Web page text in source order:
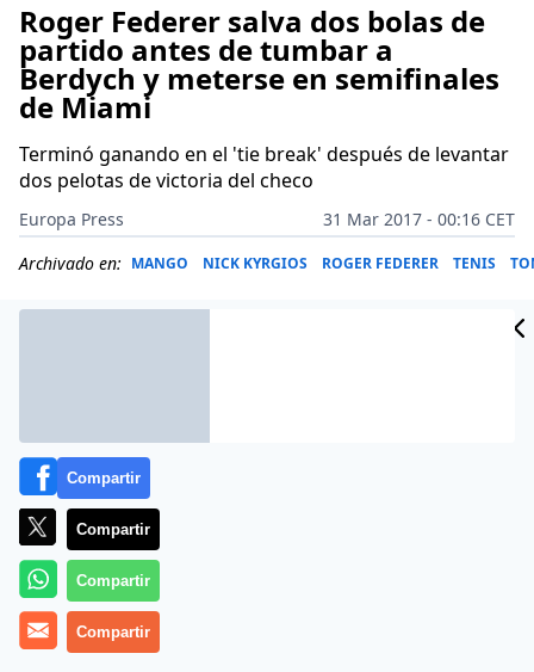
Roger Federer salva dos bolas de
partido antes de tumbar a
Berdych y meterse en semifinales
de Miami
Terminó ganando en el 'tie break' después de levantar
dos pelotas de victoria del checo
Europa Press
31 Mar 2017 - 00:16 CET
Archivado en: MANGO NICK KYRGIOS ROGER FEDERER TENIS
El tenista suizo Roger Federer sobrevivió este jueves
Compartir
Compartir
Compartir
Compartir